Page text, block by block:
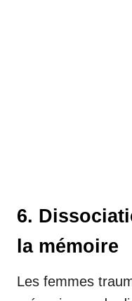
6.
la mémoire
Les femmes